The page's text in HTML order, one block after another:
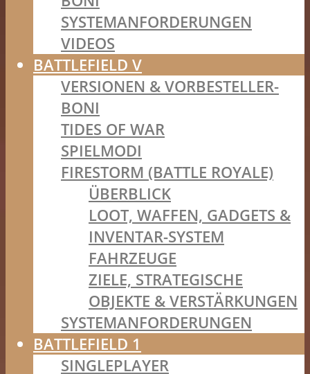
SYSTEMANFORDERUNGEN
VIDEOS
BATTLEFIELD V
VERSIONEN & VORBESTELLER-
BONI
TIDES OF WAR
SPIELMODI
FIRESTORM (BATTLE ROYALE)
ÜBERBLICK
LOOT, WAFFEN, GADGETS &
INVENTAR-SYSTEM
FAHRZEUGE
ZIELE, STRATEGISCHE
OBJEKTE & VERSTÄRKUNGEN
SYSTEMANFORDERUNGEN
BATTLEFIELD 1
SINGLEPLAYER